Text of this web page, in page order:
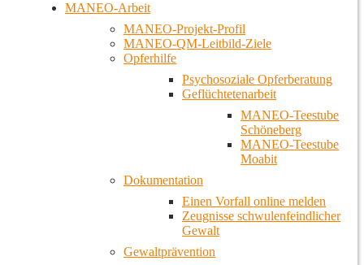
MANEO-Arbeit
MANEO-Projekt-Profil
MANEO-QM-Leitbild-Ziele
Opferhilfe
Psychosoziale Opferberatung
Geflüchtetenarbeit
MANEO-Teestube
Schöneberg
MANEO-Teestube
Moabit
Dokumentation
Einen Vorfall online melden
Zeugnisse schwulenfeindlicher
Gewalt
Gewaltprävention